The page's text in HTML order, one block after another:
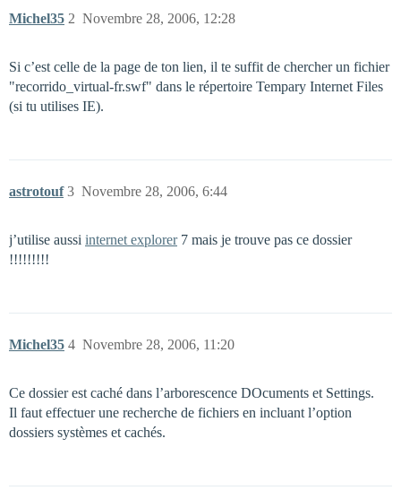
Michel35 Novembre 28, 2006, 12:28
2
Si c’est celle de la page de ton lien, il te suffit de chercher un fichier
"recorrido_virtual-fr.swf" dans le répertoire Tempary Internet Files
(si tu utilises IE).
astrotouf Novembre 28, 2006, 6:44
3
j’utilise aussi internet explorer7 mais je trouve pas ce dossier
!!!!!!!!!
Michel35 Novembre 28, 2006, 11:20
4
Ce dossier est caché dans l’arborescence DOcuments et Settings.
Il faut effectuer une recherche de fichiers en incluant l’option
dossiers systèmes et cachés.